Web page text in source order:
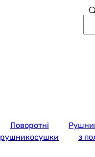
Поворотні
рушникосушки
з